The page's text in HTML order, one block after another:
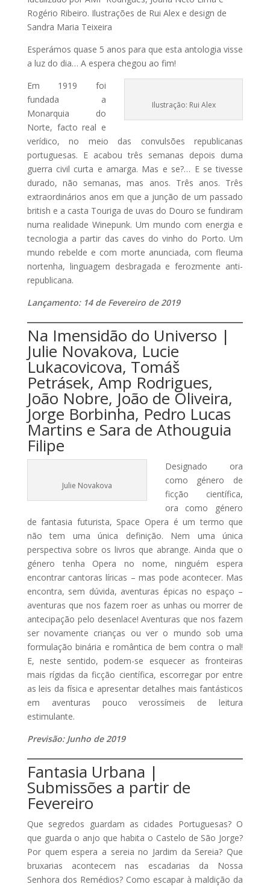
Rogério Ribeiro. Ilustrações de Rui Alex e design de
Sandra Maria Teixeira
Esperámos quase 5 anos para que esta antologia visse
a luz do dia… A espera chegou ao fim!
Ilustração: Rui Alex
Em 1919 foi
fundada a
Monarquia do
Norte, facto real e
verídico, no meio das convulsões republicanas
portuguesas. E acabou três semanas depois duma
guerra civil curta e amarga. Mas e se?… E se tivesse
durado, não semanas, mas anos. Três anos. Três
extraordinários anos em que a junção de um passado
british e a casta Touriga de uvas do Douro se fundiram
numa realidade Winepunk. Um mundo com energia e
tecnologia a partir das caves do vinho do Porto. Um
mundo rebelde e com morte anunciada, com fleuma
nortenha, linguagem desbragada e ferozmente anti-
republicana.
Lançamento: 14 de Fevereiro de 2019
Na Imensidão do Universo |
Julie Novakova, Lucie
Lukacovicova, Tomáš
Petrásek, Amp Rodrigues,
João Nobre, João de Oliveira,
Jorge Borbinha, Pedro Lucas
Martins e Sara de Athouguia
Filipe
Julie Novakova
Designado ora
como género de
ficção científica,
ora como género
de fantasia futurista, Space Opera é um termo que
não tem uma única definição. Nem uma única
perspectiva sobre os livros que abrange. Ainda que o
género tenha Opera no nome, ninguém espera
encontrar cantoras líricas – mas pode acontecer. Mas
encontra, sem dúvida, aventuras épicas no espaço –
aventuras que nos fazem roer as unhas ou morrer de
antecipação pelo desenlace! Aventuras que nos fazem
ser novamente crianças ou ver o mundo sob uma
formulação binária e romântica de bem contra o mal!
E, neste sentido, podem-se esquecer as fronteiras
mais rígidas da ficção científica, escorregar por entre
as leis da física e apresentar detalhes mais fantásticos
em aventuras pouco verossímeis de leitura
estimulante.
Previsão: Junho de 2019
Fantasia Urbana |
Submissões a partir de
Fevereiro
Que segredos guardam as cidades Portuguesas? O
que guarda o anjo que habita o Castelo de São Jorge?
Por quem espera a sereia no Jardim da Sereia? Que
bruxarias acontecem nas escadarias da Nossa
Senhora dos Remédios? Como escapar à maldição da